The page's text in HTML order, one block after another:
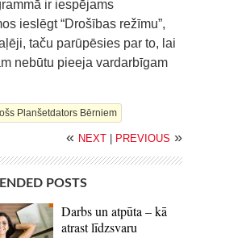
ir iespējams
ieslēgt “Drošības režīmu”,
taču parūpēsies par to, lai
nebūtu pieeja vardarbīgam
Planšetdators Bērniem
« NEXT PREVIOUS »
POSTS
Darbs un atpūta – kā
atrast līdzsvaru